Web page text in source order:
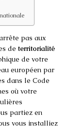
pas aux
de territorialité
de votre
européen par
dans le Code
où votre
partiez en
vous installiez